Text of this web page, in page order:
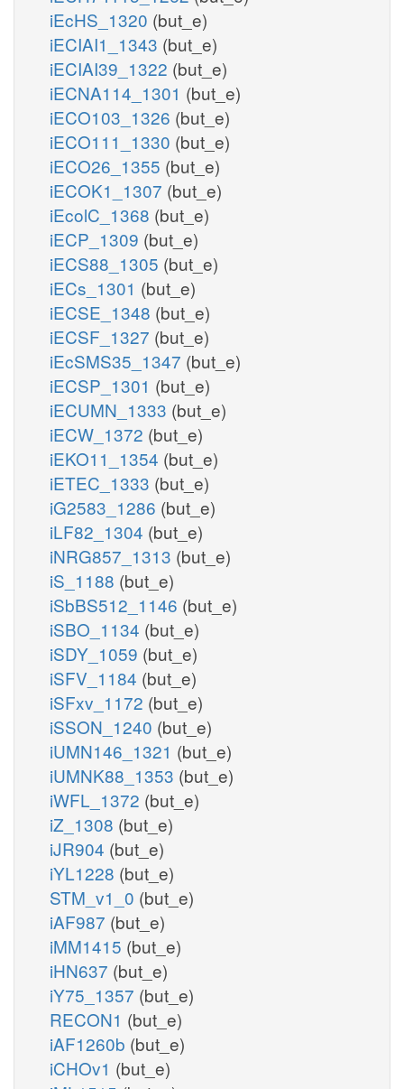
iEcHS_1320 (but_e)
iECIAI1_1343 (but_e)
iECIAI39_1322 (but_e)
iECNA114_1301 (but_e)
iECO103_1326 (but_e)
iECO111_1330 (but_e)
iECO26_1355 (but_e)
iECOK1_1307 (but_e)
iEcolC_1368 (but_e)
iECP_1309 (but_e)
iECS88_1305 (but_e)
iECs_1301 (but_e)
iECSE_1348 (but_e)
iECSF_1327 (but_e)
iEcSMS35_1347 (but_e)
iECSP_1301 (but_e)
iECUMN_1333 (but_e)
iECW_1372 (but_e)
iEKO11_1354 (but_e)
iETEC_1333 (but_e)
iG2583_1286 (but_e)
iLF82_1304 (but_e)
iNRG857_1313 (but_e)
iS_1188 (but_e)
iSbBS512_1146 (but_e)
iSBO_1134 (but_e)
iSDY_1059 (but_e)
iSFV_1184 (but_e)
iSFxv_1172 (but_e)
iSSON_1240 (but_e)
iUMN146_1321 (but_e)
iUMNK88_1353 (but_e)
iWFL_1372 (but_e)
iZ_1308 (but_e)
iJR904 (but_e)
iYL1228 (but_e)
STM_v1_0 (but_e)
iAF987 (but_e)
iMM1415 (but_e)
iHN637 (but_e)
iY75_1357 (but_e)
RECON1 (but_e)
iAF1260b (but_e)
iCHOv1 (but_e)